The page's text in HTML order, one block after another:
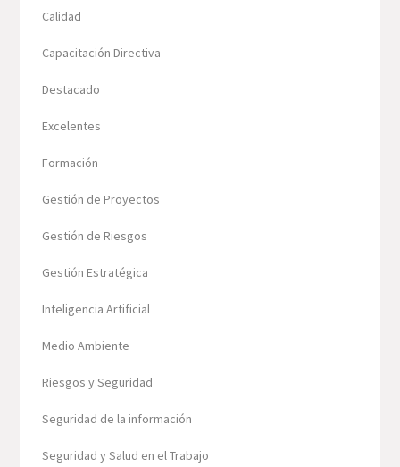
Calidad
Capacitación Directiva
Destacado
Excelentes
Formación
Gestión de Proyectos
Gestión de Riesgos
Gestión Estratégica
Inteligencia Artificial
Medio Ambiente
Riesgos y Seguridad
Seguridad de la información
Seguridad y Salud en el Trabajo